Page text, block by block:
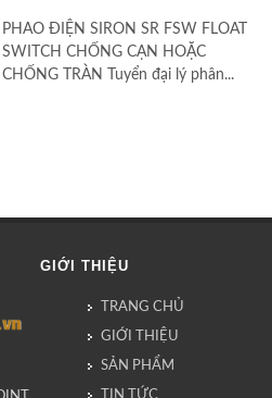
PHAO ĐIỆN SIRON SR FSW FLOAT
SWITCH CHỐNG CẠN HOẶC
CHỐNG TRÀN Tuyển đại lý phân...
GIỚI THIỆU
TRANG CHỦ
GIỚI THIỆU
SẢN PHẨM